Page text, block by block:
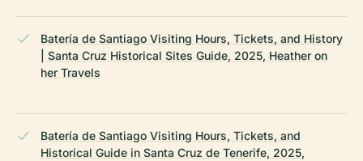
Batería de Santiago Visiting Hours, Tickets, and History
| Santa Cruz Historical Sites Guide, 2025, Heather on
her Travels
Batería de Santiago Visiting Hours, Tickets, and
Historical Guide in Santa Cruz de Tenerife, 2025,